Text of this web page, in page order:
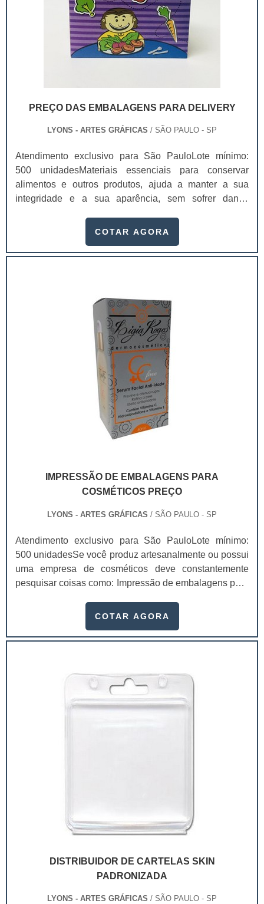
PREÇO DAS EMBALAGENS PARA DELIVERY
LYONS - ARTES GRÁFICAS / SÃO PAULO - SP
Atendimento exclusivo para São PauloLote mínimo:
500 unidadesMateriais essenciais para conservar
alimentos e outros produtos, ajuda a manter a sua
integridade e a sua aparência, sem sofrer danos
os clientes. Dependendo da qualidade da proteção, o
são usadas por vários setores, como alimentício,
COTAR AGORA
IMPRESSÃO DE EMBALAGENS PARA
COSMÉTICOS PREÇO
LYONS - ARTES GRÁFICAS / SÃO PAULO - SP
Atendimento exclusivo para São PauloLote mínimo:
500 unidadesSe você produz artesanalmente ou possui
uma empresa de cosméticos deve constantemente
pesquisar coisas como: Impressão de embalagens para
um investimento necessário para quem está no
extremamente competitivo, assim, as embalagens
COTAR AGORA
DISTRIBUIDOR DE CARTELAS SKIN
PADRONIZADA
LYONS - ARTES GRÁFICAS / SÃO PAULO - SP